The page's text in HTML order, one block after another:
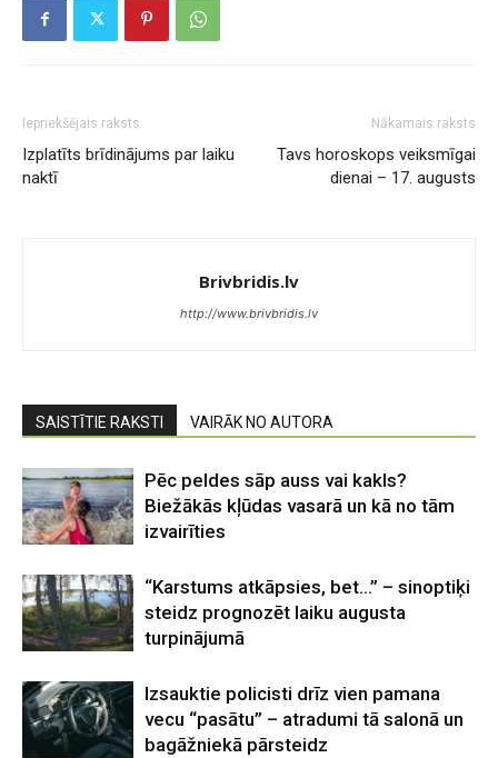
Iepriekšējais raksts
Izplatīts brīdinājums par laiku
naktī
Nākamais raksts
Tavs horoskops veiksmīgai
dienai – 17. augusts
Brivbridis.lv
http://www.brivbridis.lv
SAISTĪTIE RAKSTI VAIRĀK NO AUTORA
Pēc peldes sāp auss vai kakls?
Biežākās kļūdas vasarā un kā no tām
izvairīties
“Karstums atkāpsies, bet…” – sinoptiķi
steidz prognozēt laiku augusta
turpinājumā
Izsauktie policisti drīz vien pamana
vecu “pasātu” – atradumi tā salonā un
bagāžniekā pārsteidz